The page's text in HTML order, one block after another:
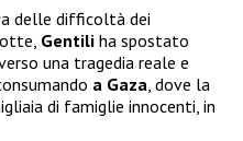
delle difficoltà dei
Gentili ha spostato
una tragedia reale e
a Gaza, dove la
di famiglie innocenti, in